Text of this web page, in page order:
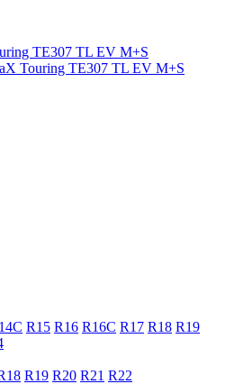
Touring TE307 TL EV M+S
R15 R16 R16C R17 R18 R19
R19 R20 R21 R22